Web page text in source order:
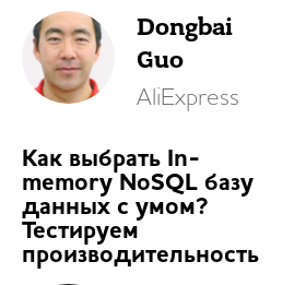
Dongbai
Guo
AliExpress
Как выбрать In-
memory NoSQL базу
данных с умом?
Тестируем
производительность